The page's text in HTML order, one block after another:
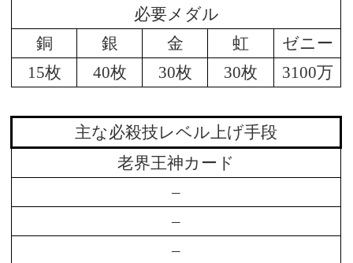
必要メダル
銅
銀 金 虹
ゼニー
15枚
40枚 30枚 30枚 3100万
主な必殺技レベル上げ手段
老界王神カード
–
–
–